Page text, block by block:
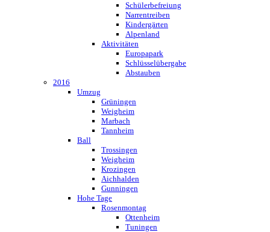
Schülerbefreiung
Narrentreiben
Kindergärten
Alpenland
Aktivitäten
Europapark
Schlüsselübergabe
Abstauben
2016
Umzug
Grüningen
Weigheim
Marbach
Tannheim
Ball
Trossingen
Weigheim
Krozingen
Aichhalden
Gunningen
Hohe Tage
Rosenmontag
Ottenheim
Tuningen